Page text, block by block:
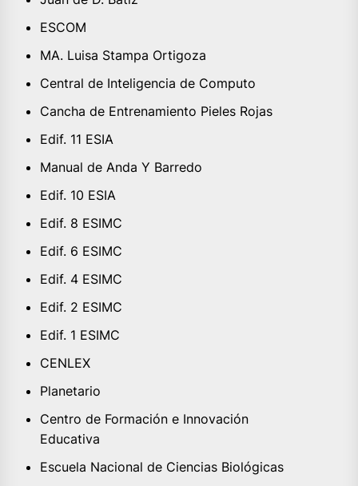
ESCOM
MA. Luisa Stampa Ortigoza
Central de Inteligencia de Computo
Cancha de Entrenamiento Pieles Rojas
Edif. 11 ESIA
Manual de Anda Y Barredo
Edif. 10 ESIA
Edif. 8 ESIMC
Edif. 6 ESIMC
Edif. 4 ESIMC
Edif. 2 ESIMC
Edif. 1 ESIMC
CENLEX
Planetario
Centro de Formación e Innovación
Educativa
Escuela Nacional de Ciencias Biológicas